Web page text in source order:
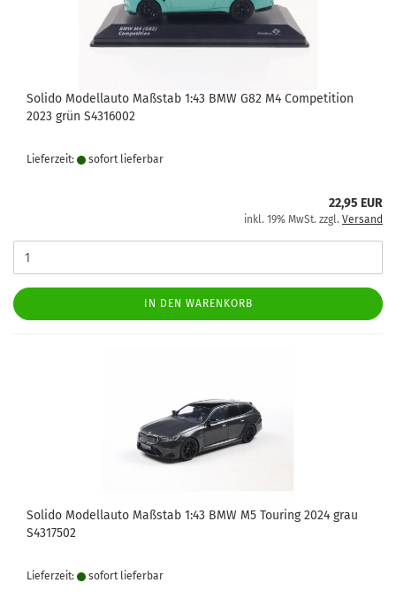
Solido Modellauto Maßstab 1:43 BMW G82 M4 Competition
2023 grün S4316002
Lieferzeit: sofort lie­fer­bar
22,95 EUR
inkl. 19% MwSt. zzgl. Versand
IN DEN WARENKORB
Solido Modellauto Maßstab 1:43 BMW M5 Touring 2024 grau
S4317502
Lieferzeit: sofort lie­fer­bar